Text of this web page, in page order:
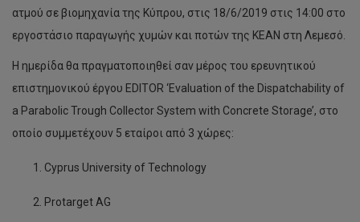
ατμού σε βιομηχανία της Κύπρου, στις 18/6/2019 στις 14:00 στο
εργοστάσιο παραγωγής χυμών και ποτών της ΚΕΑΝ στη Λεμεσό.
Η ημερίδα θα πραγματοποιηθεί σαν μέρος του ερευνητικού
επιστημονικού έργου EDITOR ‘Evaluation of the Dispatchability of
a Parabolic Trough Collector System with Concrete Storage’, στο
οποίο συμμετέχουν 5 εταίροι από 3 χώρες:
Cyprus University of Technology
Protarget AG